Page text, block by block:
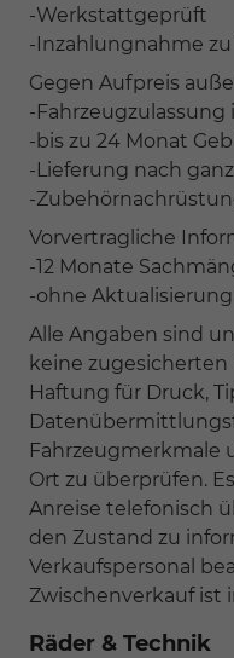
-Werkstattgeprüft
-Inzahlungnahme zu
Gegen Aufpreis
-Fahrzeugzulassung
-bis zu 24 Monat
-Lieferung nach
-
Vorvertragliche
-12 Monate
-ohne
Alle Angaben sind
keine zugesicherten
Haftung für Druck,
Fahrzeugmerkmale
Ort zu überprüfen.
Anreise telefonisch
den Zustand zu
Verkaufspersonal
Zwischenverkauf ist
Räder & Technik